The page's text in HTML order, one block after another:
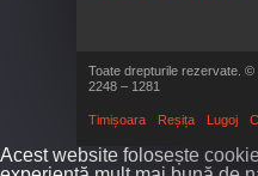
Toate drepturile rezervate.
2248 – 1281
Timișoara Reșița Lugoj
Acest website folosește